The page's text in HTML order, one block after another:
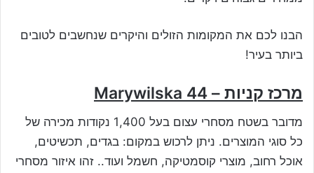
הבנו לכם את המקומות הזולים והיקרים שנחשבים לטובים
ביותר בעיר!
מרכז קניות – Marywilska 44
מדובר בשטח מסחרי עצום בעל 1,400 נקודות מכירה של
כל סוגי המוצרים. ניתן לרכוש במקום: בגדים, תכשיטים,
אוכל רחוב, מוצרי קוסמטיקה, חשמל ועוד.. זהו איזור מסחרי